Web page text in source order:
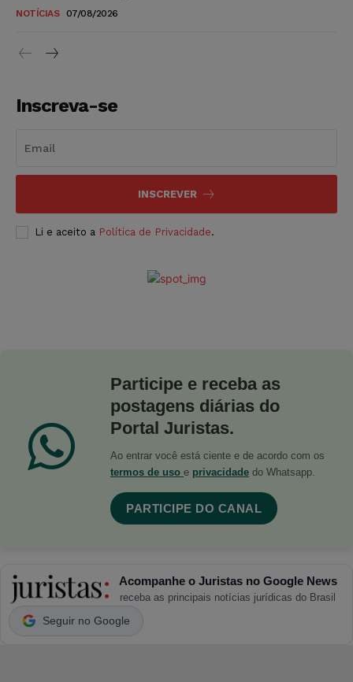
NOTÍCIAS 07/08/2026
Inscreva-se
INSCREVER
Li e aceito a Política de Privacidade.
Participe e receba as
postagens diárias do
Portal Juristas.
Ao entrar você está ciente e de acordo com os
termos de uso e privacidade do Whatsapp.
PARTICIPE DO CANAL
Acompanhe o Juristas no Google News
receba as principais notícias jurídicas do Brasil
Seguir no Google